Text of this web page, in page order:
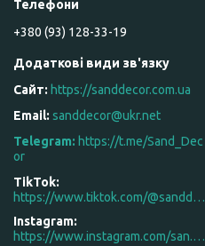
+380 (93) 128-33-19
https://sanddecor.com.ua
sanddecor@ukr.net
https://t.me/Sand_Dec
or
TikTok
https://www.tiktok.com/@sanddecor.com.ua
Instagram
https://www.instagram.com/san.d.decor/